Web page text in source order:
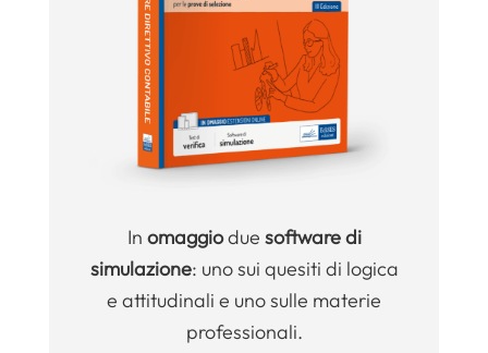
In omaggiodue software di
simulazione: uno sui quesiti di logica
e attitudinali e uno sulle materie
professionali.